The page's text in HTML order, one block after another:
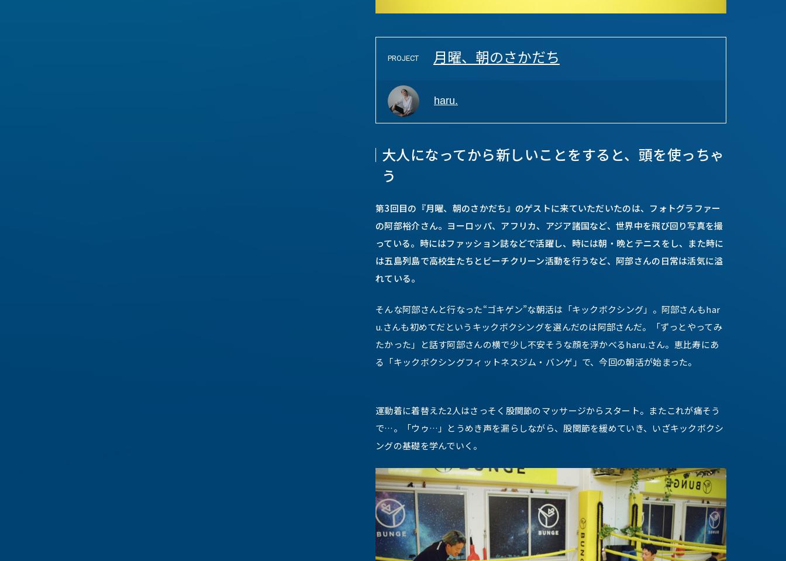
PROJECT 月曜、朝のさかだち
haru.
大人になってから新しいことをすると、頭を使っちゃ
う
第3回目の『月曜、朝のさかだち』のゲストに来ていただいたのは、フォトグラファー
の阿部裕介さん。ヨーロッパ、アフリカ、アジア諸国など、世界中を飛び回り写真を撮
っている。時にはファッション誌などで活躍し、時には朝・晩とテニスをし、また時に
は五島列島で高校生たちとビーチクリーン活動を行うなど、阿部さんの日常は活気に溢
れている。
そんな阿部さんと行なった“ゴキゲン”な朝活は「キックボクシング」。阿部さんもhar
u.さんも初めてだというキックボクシングを選んだのは阿部さんだ。「ずっとやってみ
たかった」と話す阿部さんの横で少し不安そうな顔を浮かべるharu.さん。恵比寿にあ
る「キックボクシングフィットネスジム・バンゲ」で、今回の朝活が始まった。
運動着に着替えた2人はさっそく股関節のマッサージからスタート。またこれが痛そう
で…。「ウゥ…」とうめき声を漏らしながら、股関節を緩めていき、いざキックボクシ
ングの基礎を学んでいく。